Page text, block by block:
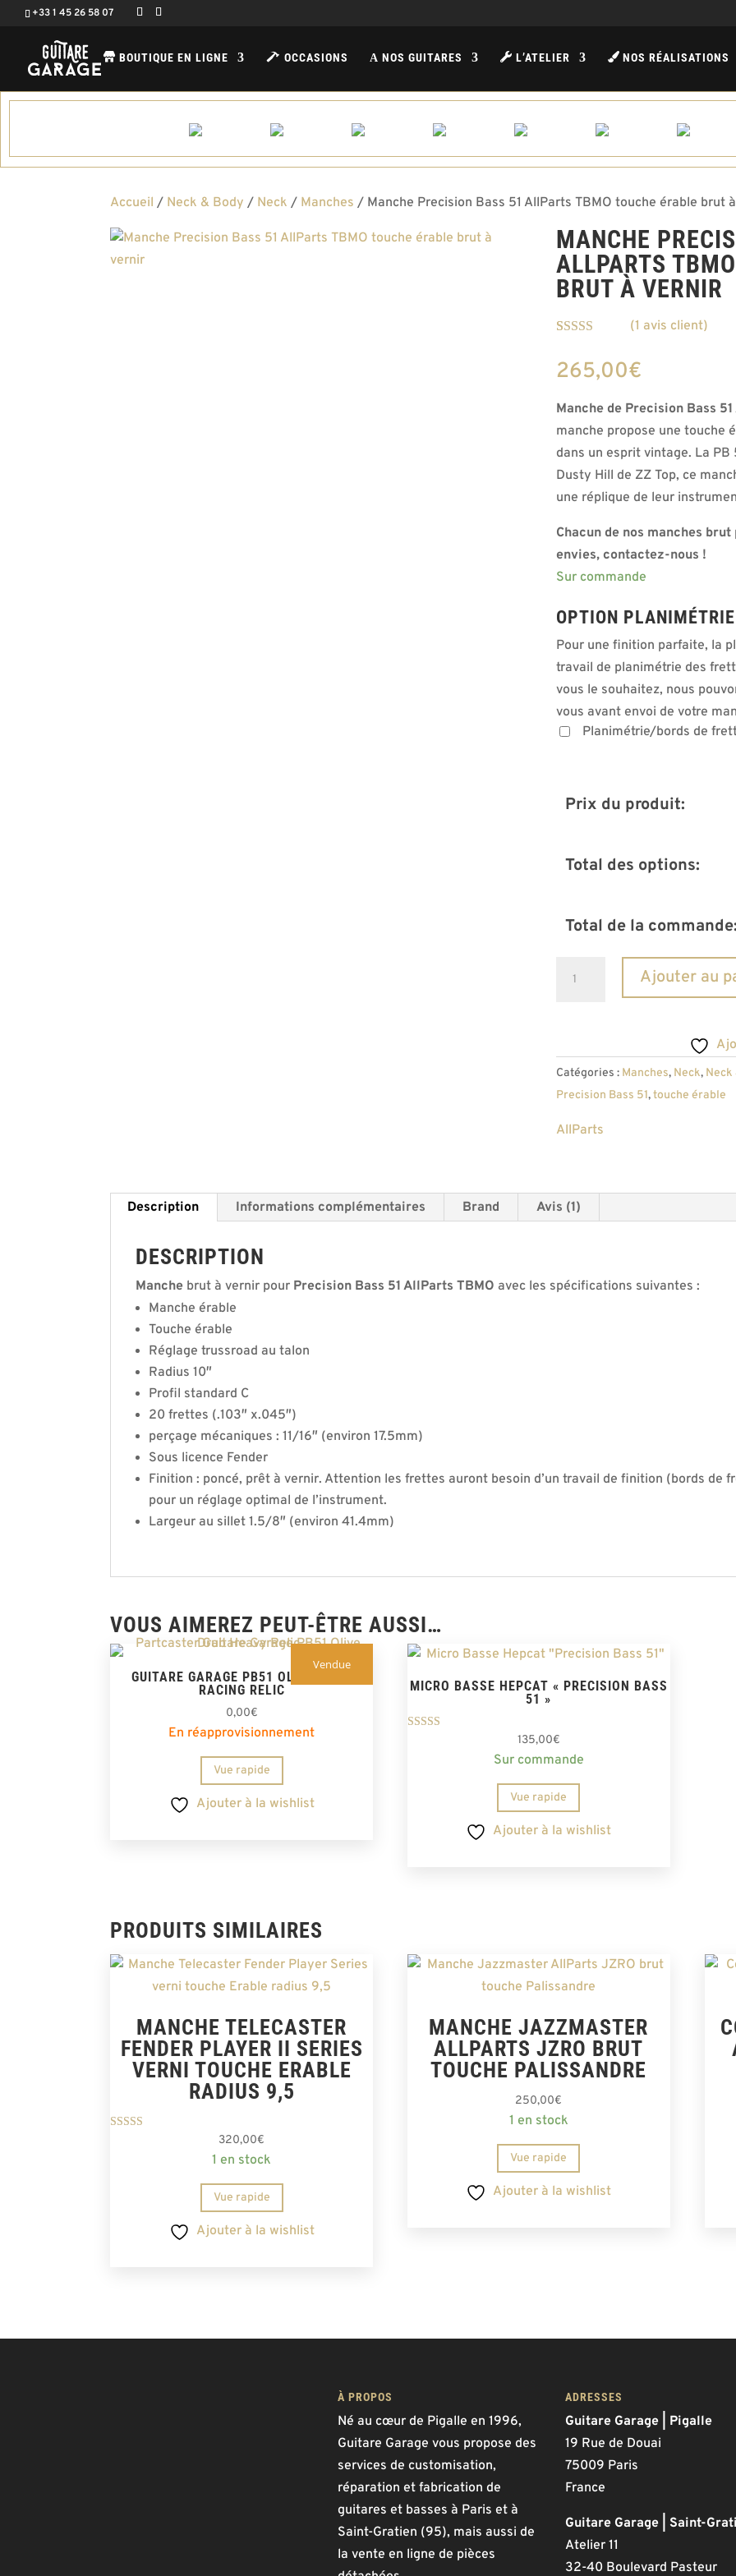
+33 1 45 26 58 07
BOUTIQUE EN LIGNE OCCASIONS A NOS GUITARES L’ATELIER NOS RÉALISATIONS
Accueil / Neck & Body / Neck / Manches / Manche Precision Bass 51 AllParts TBMO touche érable brut
MANCHE
ALLPARTS
BRUT À VERNIR
5 basé sur
notation
(1 avis client)
265,00€
Manche de Precision Bass
manche propose une touche
dans un esprit vintage. La
Dusty Hill de ZZ Top, ce
une réplique de leur
Chacun de nos manches
envies, contactez-nous !
Sur commande
OPTION
Pour une finition parfaite, la
travail de planimétrie des
vous le souhaitez, nous
vous avant envoi de votre
Planimétrie/bords de
Prix du produit:
Total des options:
Total de la commande:
Bass
51
AllParts
TBMO
à
Ajouter au
Catégories : Manches, Neck, Neck
Precision Bass 51,touche érable
AllParts
Description Informations complémentaires Brand Avis (1)
DESCRIPTION
Manche brut à vernir pour Precision Bass 51 AllParts TBMO avec les spécifications suivantes :
Manche érable
Touche érable
Réglage trussroad au talon
Radius 10″
Profil standard C
20 frettes (.103″ x.045″)
perçage mécaniques : 11/16″ (environ 17.5mm)
Sous licence Fender
Finition : poncé, prêt à vernir. Attention les frettes auront besoin d’un travail de finition (bords de
pour un réglage optimal de l’instrument.
Largeur au sillet 1.5/8″ (environ 41.4mm)
VOUS AIMEREZ PEUT-ÊTRE AUSSI…
Vendue
GUITARE GARAGE PB51 OLIVE DRAB
RACING RELIC
0,00€
En réapprovisionnement
Vue rapide
Ajouter à la wishlist
MICRO BASSE HEPCAT « PRECISION BASS
51 »
135,00€
Sur commande
Vue rapide
Ajouter à la wishlist
PRODUITS SIMILAIRES
MANCHE TELECASTER
FENDER PLAYER II SERIES
VERNI TOUCHE ERABLE
RADIUS 9,5
320,00€
1 en stock
Vue rapide
Ajouter à la wishlist
MANCHE JAZZMASTER
ALLPARTS JZRO BRUT
TOUCHE PALISSANDRE
250,00€
1 en stock
Vue rapide
Ajouter à la wishlist
À PROPOS
Né au cœur de Pigalle en 1996,
Guitare Garage vous propose des
services de customisation,
réparation et fabrication de
guitares et basses à Paris et à
Saint-Gratien (95), mais aussi de
la vente en ligne de pièces
ADRESSES
Guitare Garage | Pigalle
19 Rue de Douai
75009 Paris
France
Guitare Garage | Saint-
Atelier 11
32-40 Boulevard Pasteur